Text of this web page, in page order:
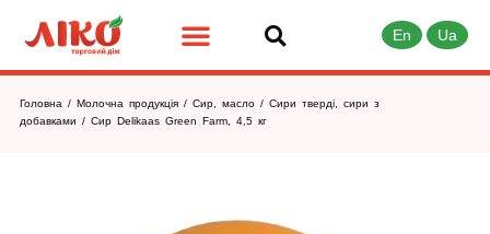
En Ua
Головна / Молочна продукція / Сир, масло / Сири тверді, сири з
добавками / Сир Delikaas Green Farm, 4,5 кг